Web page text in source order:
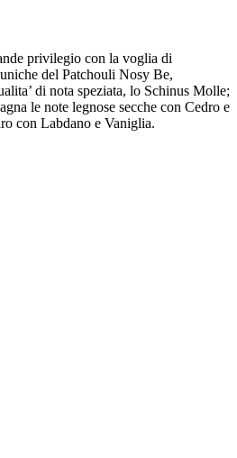
privilegio con la voglia di
del Patchouli Nosy Be,
di nota speziata, lo Schinus Molle;
le note legnose secche con Cedro e
con Labdano e Vaniglia.